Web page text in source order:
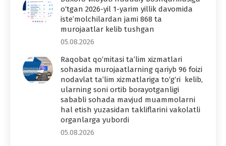
o‘tgan 2026-yil 1-yarim yillik davomida
iste’molchilardan jami 868 ta
murojaatlar kelib tushgan
05.08.2026
Raqobat qo‘mitasi ta’lim xizmatlari
sohasida murojaatlarning qariyb 96 foizi
nodavlat ta’lim xizmatlariga to‘g‘ri kelib,
ularning soni ortib borayotganligi
sababli sohada mavjud muammolarni
hal etish yuzasidan takliflarini vakolatli
organlarga yubordi
05.08.2026